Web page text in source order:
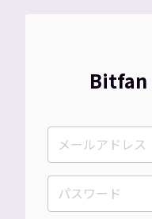
Bitfan